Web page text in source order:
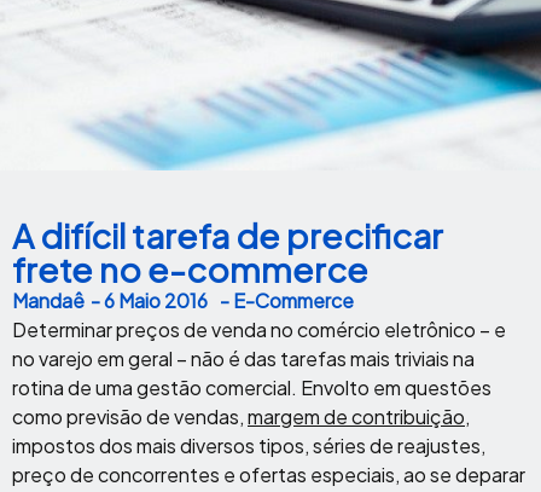
A difícil tarefa de precificar
frete no e-commerce
Mandaê -6 Maio 2016 - E-Commerce
Determinar preços de venda no comércio eletrônico – e
no varejo em geral – não é das tarefas mais triviais na
rotina de uma gestão comercial. Envolto em questões
como previsão de vendas,margem de contribuição,
impostos dos mais diversos tipos, séries de reajustes,
preço de concorrentes e ofertas especiais, ao se deparar